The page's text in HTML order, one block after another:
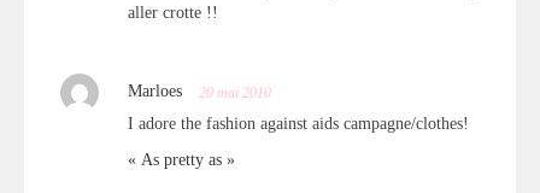
aller crotte !!
Marloes 20 mai 2010
I adore the fashion against aids campagne/clothes!
« As pretty as »